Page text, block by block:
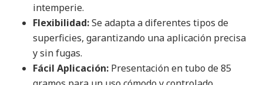
intemperie.
Flexibilidad:Se adapta a diferentes tipos de
superficies, garantizando una aplicación precisa
y sin fugas.
Fácil Aplicación: Presentación en tubo de 85